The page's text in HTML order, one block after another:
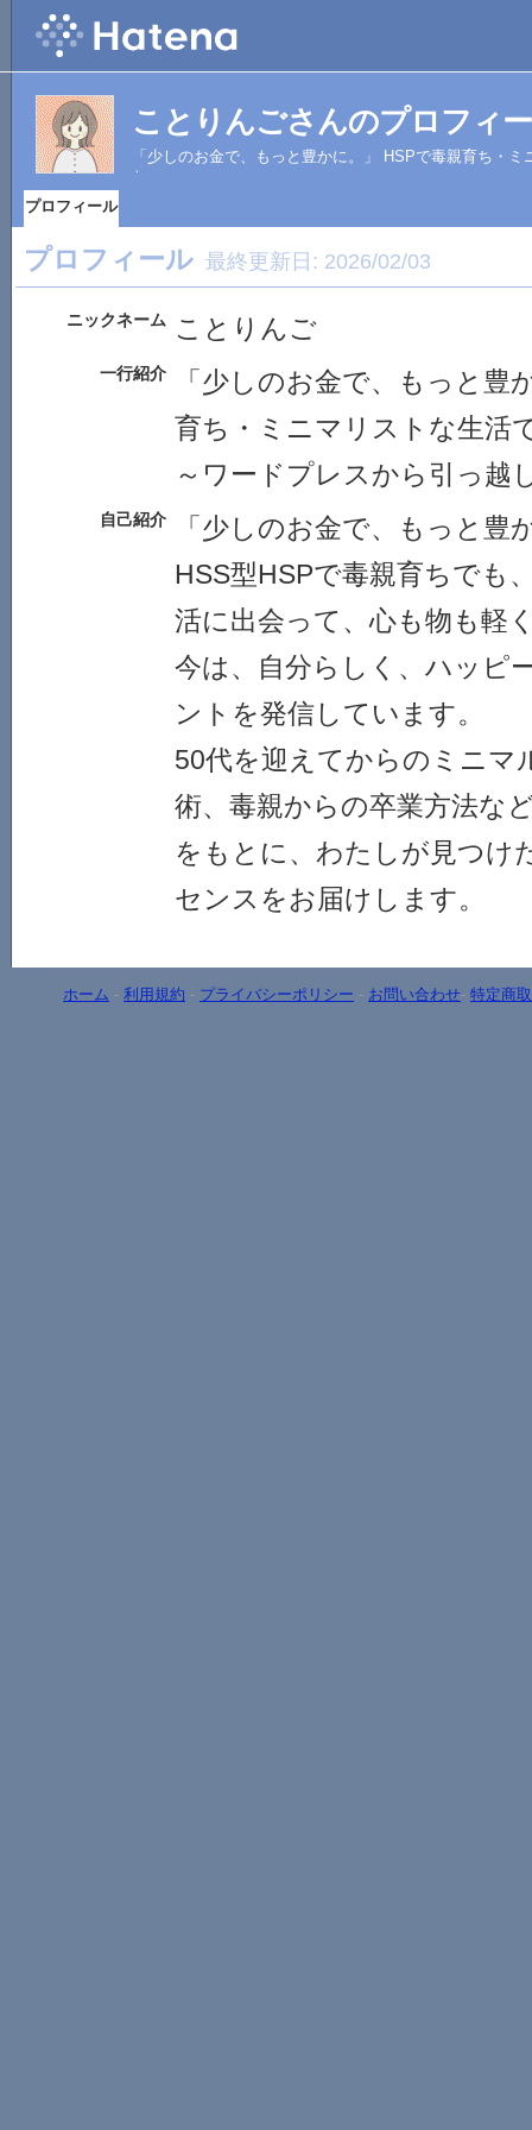
ことりんごさんのプロフィ
「少しのお金で、もっと豊かに。」 HSPで毒親育ち
た～
プロフィール
プロフィール 最終更新日: 2026/02/03
ニックネーム ことりんご
一行紹介
「少しのお金で、もっと豊
育ち・ミニマリストな生
～ワードプレスから引っ越
自己紹介
「少しのお金で、もっと豊
HSS型HSPで毒親育ちでも
活に出会って、心も物も軽
今は、自分らしく、ハッピ
ントを発信しています。
50代を迎えてからのミニマ
術、毒親からの卒業方法な
をもとに、わたしが見つけ
センスをお届けします。
ホーム - 利用規約 - プライバシーポリシー - お問い合わせ- 特定商